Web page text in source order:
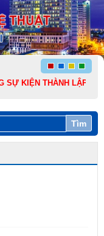
KIỆN THÀNH LẬP
Tìm